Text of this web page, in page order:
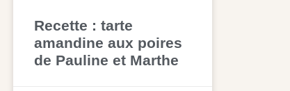
Recette : tarte
amandine aux poires
de Pauline et Marthe